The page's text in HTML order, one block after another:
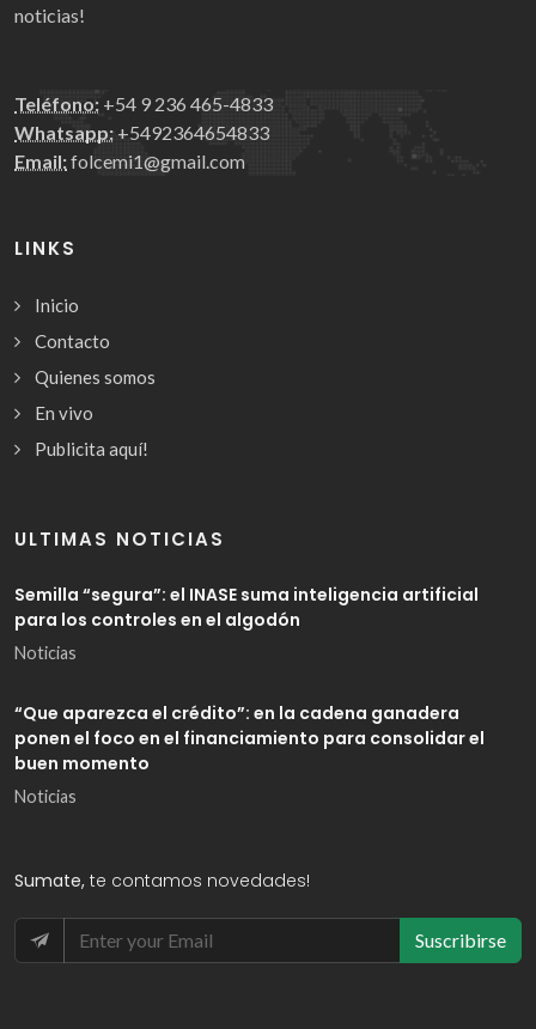
noticias!
Teléfono: +54 9 236 465-4833
Whatsapp: +5492364654833
Email:folcemi1@gmail.com
LINKS
Inicio
Contacto
Quienes somos
En vivo
Publicita aquí!
ULTIMAS NOTICIAS
Semilla “segura”: el INASE suma inteligencia artificial
para los controles en el algodón
Noticias
“Que aparezca el crédito”: en la cadena ganadera
ponen el foco en el financiamiento para consolidar el
buen momento
Noticias
Sumate, te contamos novedades!
Suscribirse